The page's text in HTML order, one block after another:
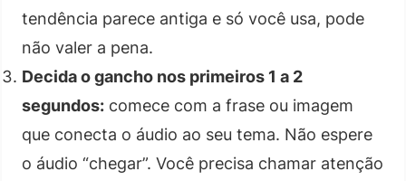
tendência parece antiga e só você usa, pode
não valer a pena.
Decida o gancho nos primeiros 1 a 2
segundos: comece com a frase ou imagem
que conecta o áudio ao seu tema. Não espere
o áudio “chegar”. Você precisa chamar atenção